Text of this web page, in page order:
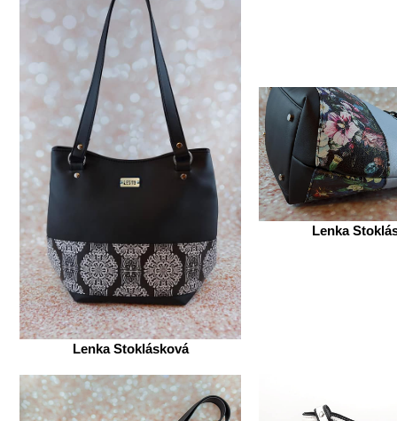
Lenka Stoklásková
Lenka